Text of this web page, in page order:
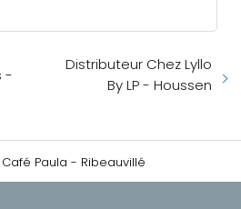
-
Distributeur Chez Lyllo
By LP - Houssen
Café Paula - Ribeauvillé